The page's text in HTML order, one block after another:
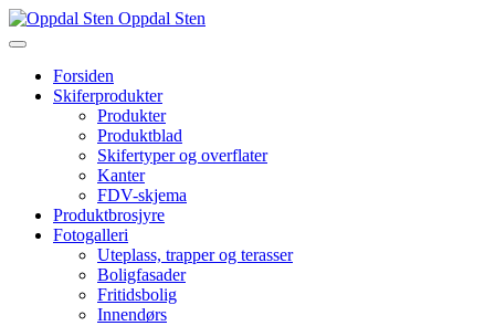
Oppdal Sten
Forsiden
Skiferprodukter
Produkter
Produktblad
Skifertyper og overflater
Kanter
FDV-skjema
Produktbrosjyre
Fotogalleri
Uteplass, trapper og terasser
Boligfasader
Fritidsbolig
Innendørs